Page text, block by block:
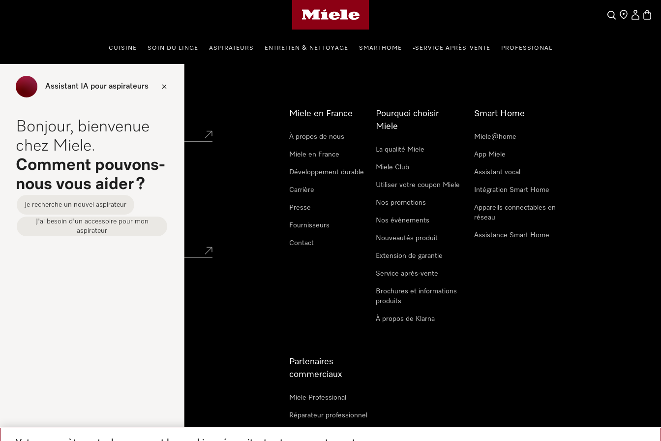
SearchFind a store
My
CUISINE SOIN DU LINGE ASPIRATEURS ENTRETIEN & NETTOYAGE SMARTHOME •SERVICE APRÈS-VENTE PROFESSIONAL
Assistant IA pour aspirateurs
Bonjour, bienvenue
chez Miele.
Comment pouvons-
nous vous aider ?
Je recherche un nouvel aspirateur
J'ai besoin d'un accessoire pour mon
aspirateur
Miele Experience Center
Miele en France
À propos de nous
Miele en France
Développement durable
Carrière
Presse
Fournisseurs
Contact
Pourquoi choisir
Miele
La qualité Miele
Miele Club
Utiliser votre coupon Miele
Nos promotions
Nos évènements
Nouveautés produit
Extension de garantie
Service après-vente
Brochures et informations
produits
À propos de Klarna
Smart Home
Miele@home
App Miele
Assistant vocal
Intégration Smart Home
Appareils connectables en
réseau
Assistance Smart Home
Partenaires
commerciaux
Miele Professional
Réparateur professionnel